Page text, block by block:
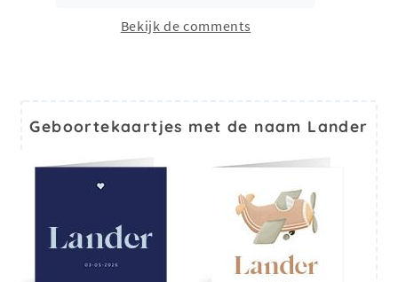
Bekijk de comments
Geboortekaartjes met de naam Lander